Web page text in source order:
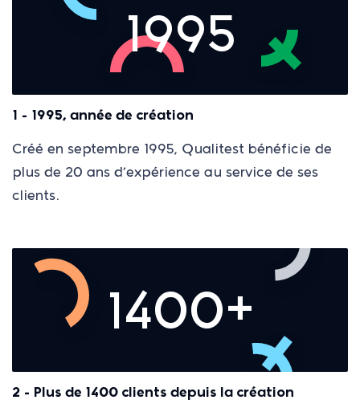
1995
1 - 1995, année de création
Créé en septembre 1995, Qualitest bénéficie de
plus de 20 ans d’expérience au service de ses
clients.
1400+
2 - Plus de 1400 clients depuis la création